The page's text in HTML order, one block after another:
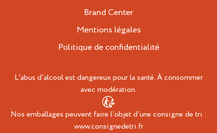
Brand Center
Mentions légales
Politique de confidentialité
L’abus d’alcool est dangereux pour la santé. À consommer
avec modération.
Nos emballages peuvent faire l’objet d’une consigne de tri :
www.consignedetri.fr